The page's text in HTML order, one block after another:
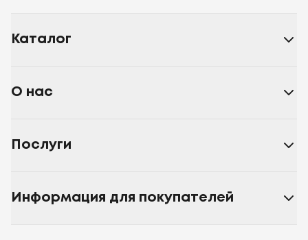
Каталог
О нас
Послуги
Информация для покупателей